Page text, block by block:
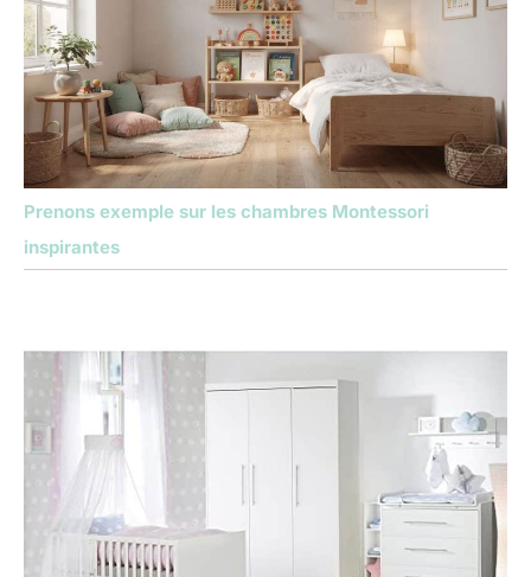
Prenons exemple sur les chambres Montessori
inspirantes